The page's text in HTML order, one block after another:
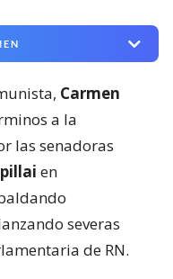
Carmen
a la
las senadoras
en
severas
de RN.